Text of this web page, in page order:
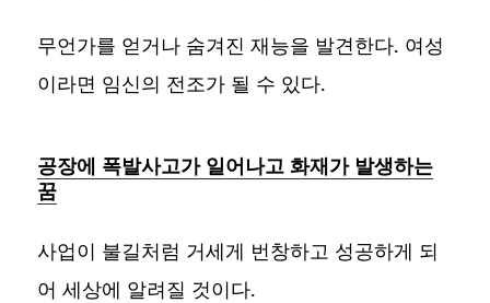
무언가를 얻거나 숨겨진 재능을 발견한다. 여성
이라면 임신의 전조가 될 수 있다.
공장에 폭발사고가 일어나고 화재가 발생하는
꿈
사업이 불길처럼 거세게 번창하고 성공하게 되
어 세상에 알려질 것이다.